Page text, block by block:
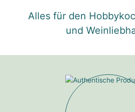
Alles für den
und